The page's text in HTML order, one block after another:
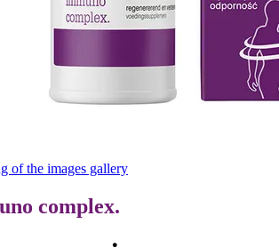
of the images gallery
complex.